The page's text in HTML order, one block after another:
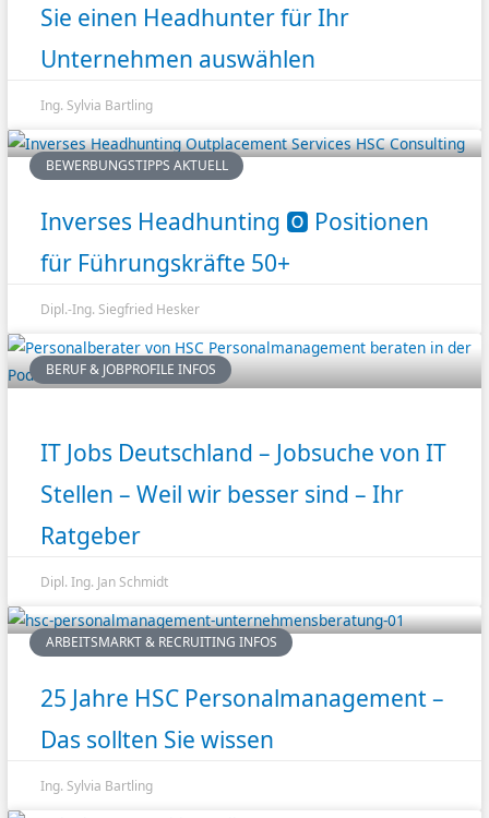
Sie einen Headhunter für Ihr
Unternehmen auswählen
Ing. Sylvia Bartling
BEWERBUNGSTIPPS AKTUELL
Inverses Headhunting 🅾️ Positionen
für Führungskräfte 50+
Dipl.-Ing. Siegfried Hesker
BERUF & JOBPROFILE INFOS
IT Jobs Deutschland – Jobsuche von IT
Stellen – Weil wir besser sind – Ihr
Ratgeber
Dipl. Ing. Jan Schmidt
ARBEITSMARKT & RECRUITING INFOS
25 Jahre HSC Personalmanagement –
Das sollten Sie wissen
Ing. Sylvia Bartling